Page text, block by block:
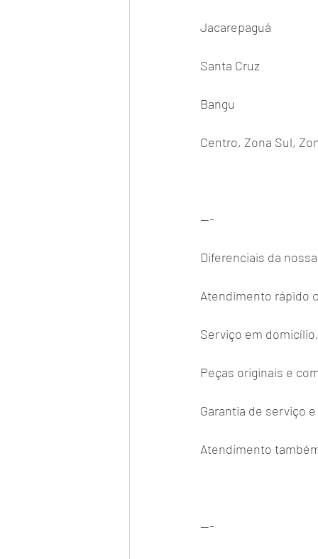
Jacarepaguá
Santa Cruz
Bangu
Centro, Zona Sul,
---
Diferenciais da
Atendimento rápido
Serviço em
Peças originais e
Garantia de serviço
Atendimento
---